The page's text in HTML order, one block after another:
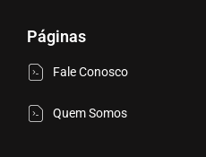
Páginas
Fale Conosco
Quem Somos